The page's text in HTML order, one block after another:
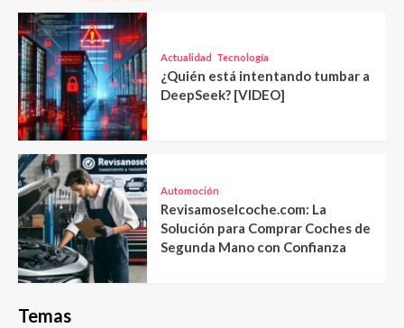
Actualidad Tecnología
¿Quién está intentando tumbar a
DeepSeek? [VIDEO]
Automoción
Revisamoselcoche.com: La
Solución para Comprar Coches de
Segunda Mano con Confianza
Temas